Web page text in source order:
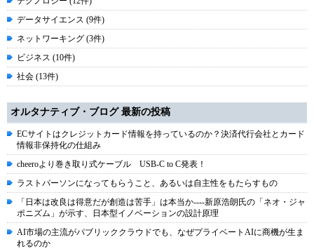
データサイエンス (9件)
ネットワーキング (3件)
ビジネス (10件)
社会 (13件)
オルタナティブ・ブログ 最新の投稿
ECサイトはクレジットカード情報を持っているのか？決済代行会社とカード
情報非保持化の仕組み
cheeroより巻き取り式ケーブル USB-C to C発表！
ラストパーソンになってもらうこと、あるいは自主性をもたらすもの
「日本は改良は得意だが創造は苦手」は本当か----新原浩朗氏の「ネオ・ジャ
ポニズム」が示す、日本型イノベーションの設計原理
AI市場の主流がパブリッククラウドでも、なぜプライベートAIに商機が生ま
れるのか